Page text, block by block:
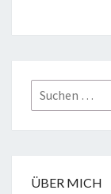
Suchen
nach:
ÜBER MICH